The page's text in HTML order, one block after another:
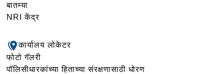
बातम्या
NRI केंद्र
कार्यालय लोकेटर
फोटो गॅलरी
पॉलिसीधारकांच्या हिताच्या संरक्षणासाठी धोरण